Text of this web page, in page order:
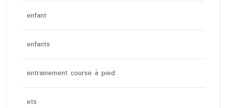
enfant
enfants
entrainement course à pied
ets